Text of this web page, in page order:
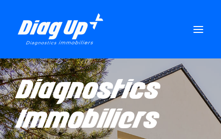
ACCUEIL
DIAGNOSTICS VENTE
DIAGNOSTICS LOCATION
NOTRE AGENCE
Diagnostics
Immobiliers